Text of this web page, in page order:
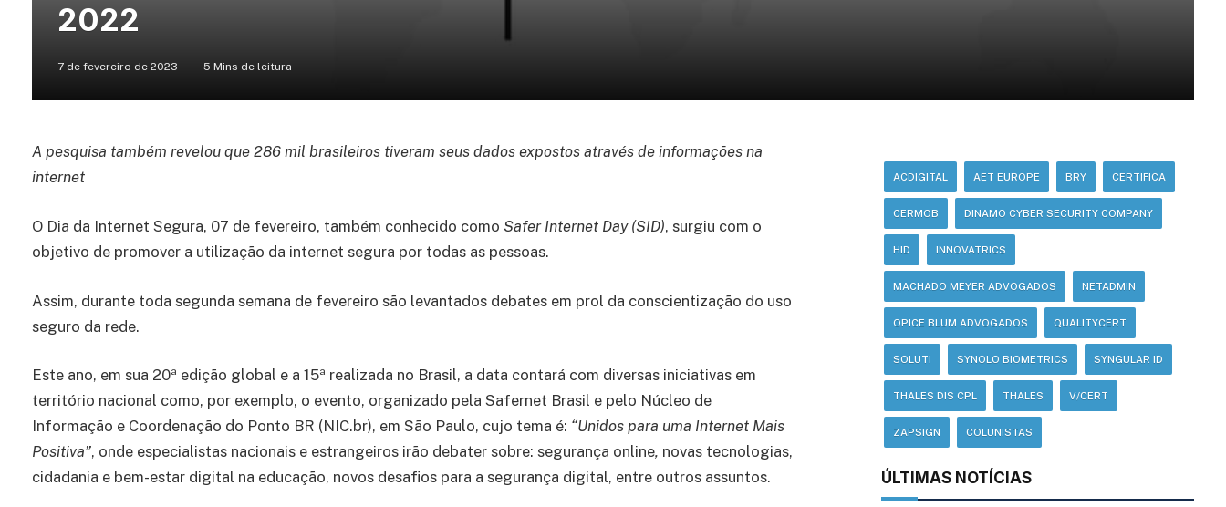
2022
7 de fevereiro de 2023 5 Mins de leitura
A pesquisa também revelou que 286 mil brasileiros tiveram seus dados expostos através de informações na
internet
O Dia da Internet Segura, 07 de fevereiro, também conhecido como Safer Internet Day (SID), surgiu com o
objetivo de promover a utilização da internet segura por todas as pessoas.
Assim, durante toda segunda semana de fevereiro são levantados debates em prol da conscientização do uso
seguro da rede.
Este ano, em sua 20ª edição global e a 15ª realizada no Brasil, a data contará com diversas iniciativas em
território nacional como, por exemplo, o evento, organizado pela Safernet Brasil e pelo Núcleo de
Informação e Coordenação do Ponto BR (NIC.br), em São Paulo, cujo tema é: “Unidos para uma Internet Mais
Positiva”, onde especialistas nacionais e estrangeiros irão debater sobre: segurança online, novas tecnologias,
cidadania e bem-estar digital na educação, novos desafios para a segurança digital, entre outros assuntos.
ACDIGITAL AET EUROPE BRY CERTIFICA
CERMOB DINAMO CYBER SECURITY COMPANY
HID INNOVATRICS
MACHADO MEYER ADVOGADOS NETADMIN
OPICE BLUM ADVOGADOS QUALITYCERT
SOLUTI SYNOLO BIOMETRICS SYNGULAR ID
THALES DIS CPL THALES V/CERT
ZAPSIGN COLUNISTAS
ÚLTIMAS NOTÍCIAS